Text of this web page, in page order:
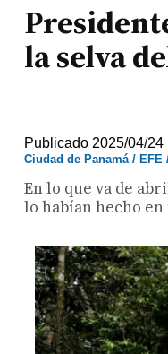
la selva
Publicado 2025/04/24
Ciudad de Panamá / EFE
En lo que va de
lo habían hecho en